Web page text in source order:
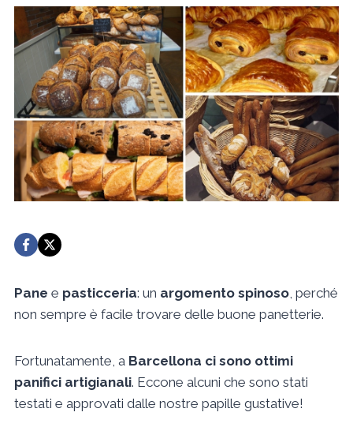
Pane e pasticceria: un argomento spinoso, perché
non sempre è facile trovare delle buone panetterie.
Fortunatamente, a Barcellona ci sono ottimi
panifici artigianali. Eccone alcuni che sono stati
testati e approvati dalle nostre papille gustative!